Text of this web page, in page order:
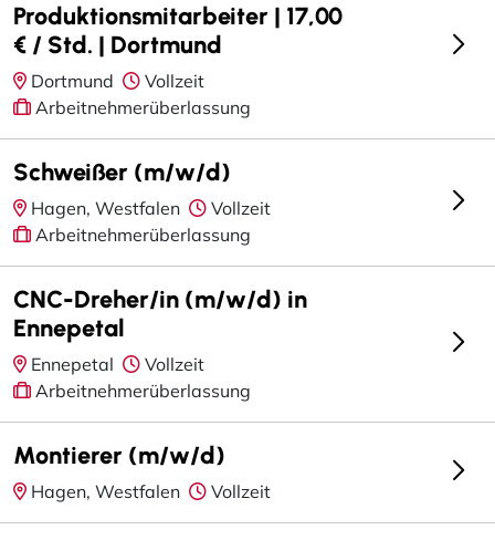
Produktionsmitarbeiter | 17,00
€ / Std. | Dortmund
Dortmund
Vollzeit
Arbeitnehmerüberlassung
Schweißer (m/w/d)
Hagen, Westfalen
Vollzeit
Arbeitnehmerüberlassung
CNC-Dreher/in (m/w/d) in
Ennepetal
Ennepetal
Vollzeit
Arbeitnehmerüberlassung
Montierer (m/w/d)
Hagen, Westfalen Vollzeit